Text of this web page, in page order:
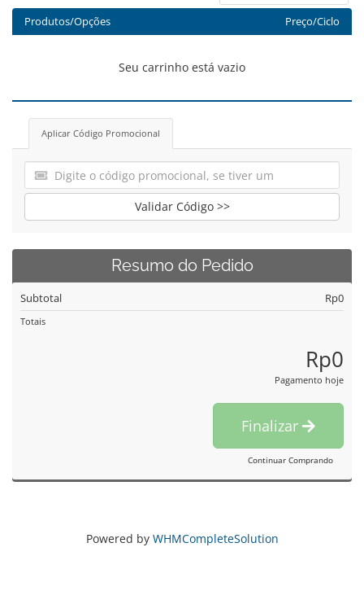
Produtos/Opções Preço/Ciclo
Seu carrinho está vazio
Aplicar Código Promocional
Validar Código >>
Resumo do Pedido
Subtotal Rp0
Totais
Rp0
Pagamento hoje
Finalizar
Continuar Comprando
Powered by WHMCompleteSolution